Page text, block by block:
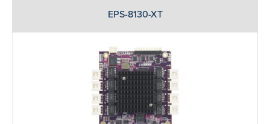
EPS-8130-XT